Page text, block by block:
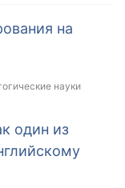
на
науки
один из